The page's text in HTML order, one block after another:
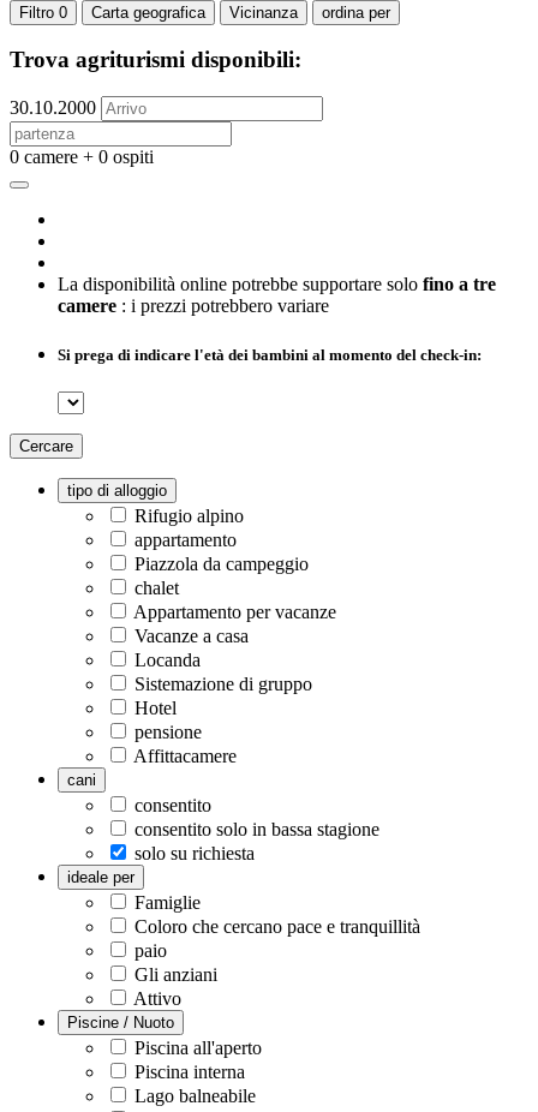
Filtro 0 Carta geografica Vicinanza ordina per
Trova agriturismi disponibili:
30.10.2000
0 camere + 0 ospiti
La disponibilità online potrebbe supportare solo fino a tre
camere : i prezzi potrebbero variare
Si prega di indicare l'età dei bambini al momento del check-in:
Cercare
tipo di alloggio
Rifugio alpino
appartamento
Piazzola da campeggio
chalet
Appartamento per vacanze
Vacanze a casa
Locanda
Sistemazione di gruppo
Hotel
pensione
Affittacamere
cani
consentito
consentito solo in bassa stagione
solo su richiesta
ideale per
Famiglie
Coloro che cercano pace e tranquillità
paio
Gli anziani
Attivo
Piscine / Nuoto
Piscina all'aperto
Piscina interna
Lago balneabile